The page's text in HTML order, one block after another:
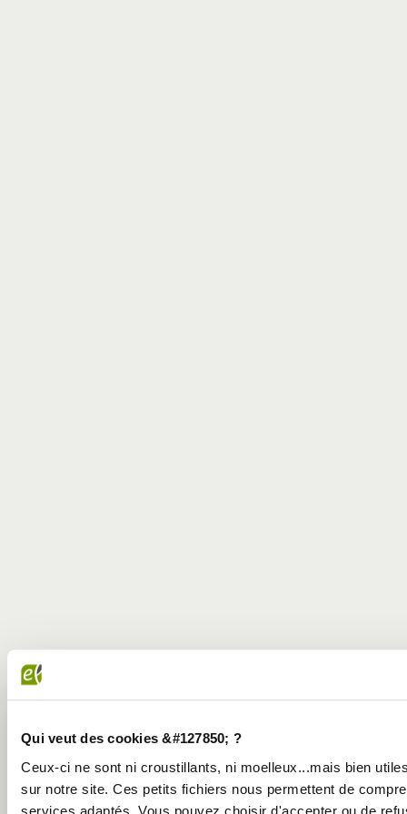
Qui veut des cookies &#127850; ?
Ceux-ci ne sont ni croustillants, ni moelleux...mais bien
sur notre site. Ces petits fichiers nous permettent de
services adaptés. Vous pouvez choisir d'accepter ou de